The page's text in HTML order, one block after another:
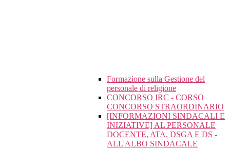
Formazione sulla Gestione del
personale di religione
CONCORSO IRC - CORSO
CONCORSO STRAORDINARIO
[INFORMAZIONI SINDACALI E
INIZIATIVE] AL PERSONALE
DOCENTE, ATA, DSGA E DS -
ALL'ALBO SINDACALE